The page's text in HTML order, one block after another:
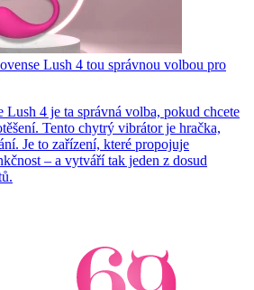
Lush 4 tou správnou volbou pro
4 je ta správná volba, pokud chcete
Tento chytrý vibrátor je hračka,
Je to zařízení, které propojuje
– a vytváří tak jeden z dosud